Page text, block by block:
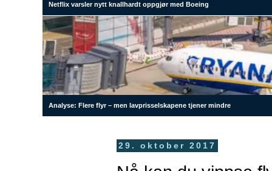
Netflix varsler nytt knallhardt oppgjør med Boeing
Analyse: Flere flyr – men lavprisselskapene tjener mindre
29. oktober 2017